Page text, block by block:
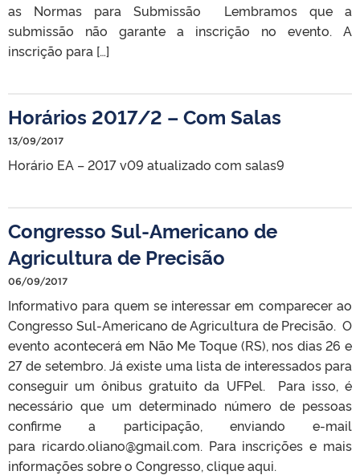
as Normas para Submissão Lembramos que a
submissão não garante a inscrição no evento. A
inscrição para […]
Horários 2017/2 – Com Salas
13/09/2017
Horário EA – 2017 v09 atualizado com salas9
Congresso Sul-Americano de
Agricultura de Precisão
06/09/2017
Informativo para quem se interessar em comparecer ao
Congresso Sul-Americano de Agricultura de Precisão. O
evento acontecerá em Não Me Toque (RS), nos dias 26 e
27 de setembro. Já existe uma lista de interessados para
conseguir um ônibus gratuito da UFPel. Para isso, é
necessário que um determinado número de pessoas
confirme a participação, enviando e-mail
para ricardo.oliano@gmail.com. Para inscrições e mais
informações sobre o Congresso, clique aqui.